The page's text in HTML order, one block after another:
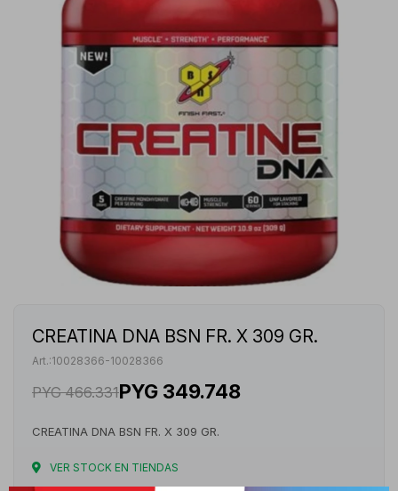
CREATINA DNA BSN FR. X 309 GR.
10028366-10028366
PYG 466.331PYG 349.748
CREATINA DNA BSN FR. X 309 GR.
VER STOCK EN TIENDAS